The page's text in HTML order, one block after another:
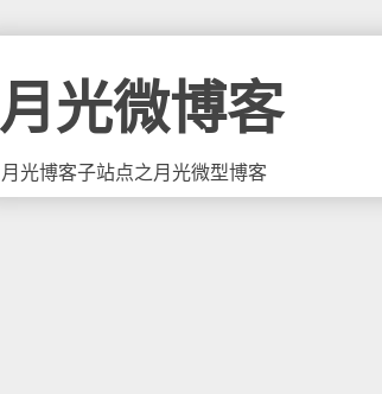
月光微博客
月光博客子站点之月光微型博客